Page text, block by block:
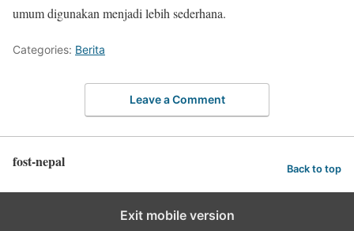
umum digunakan menjadi lebih sederhana.
Categories: Berita
Leave a Comment
fost-nepal Back to top
Exit mobile version